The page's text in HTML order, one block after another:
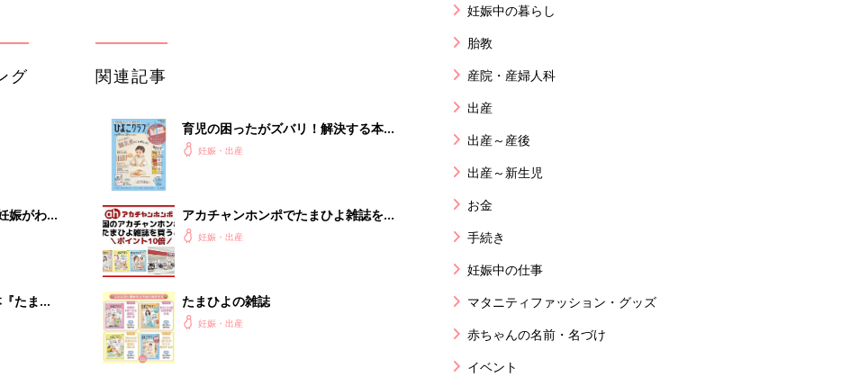
グ
娠がわか
たまご
たまご
特集〉
関連記事
育児の困ったがズバリ！解決する本
『ひよこクラブ 秋号』 4カ月～2才
妊娠・出産
アカチャンホンポでたまひよ雑誌を買
うとポイント10倍【期間限定】
妊娠・出産
たまひよの雑誌
妊娠・出産
妊娠中の暮らし
胎教
産院・産婦人科
出産
出産～産後
出産～新生児
お金
手続き
妊娠中の仕事
マタニティファッション・グッズ
赤ちゃんの名前・名づけ
イベント